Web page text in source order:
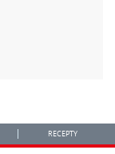
RECEPTY